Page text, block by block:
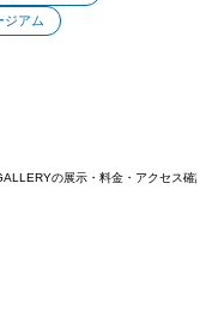
ジアム
の展示・料金・アクセス確認